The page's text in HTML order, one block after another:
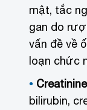
mật, tắc
gan do
vấn đề về
loạn chức
bilirubin,